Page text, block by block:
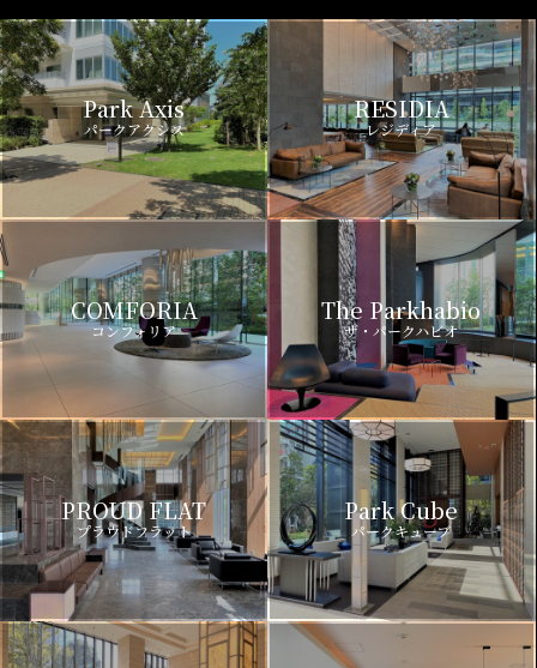
Park Axis
パークアクシス
RESIDIA
レジディア
COMFORIA
コンフォリア
The Parkhabio
ザ・パークハビオ
PROUD FLAT
プラウドフラット
Park Cube
パークキューブ